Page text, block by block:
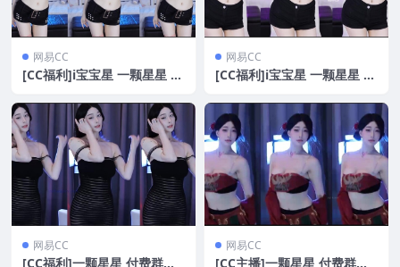
网易CC
[CC福利]i宝宝星 一颗星星 群
网易CC
[CC福利]i宝宝星 一颗星星 群
网易CC
[CC福利]一颗星星 付费群定
网易CC
[CC主播]一颗星星 付费群定